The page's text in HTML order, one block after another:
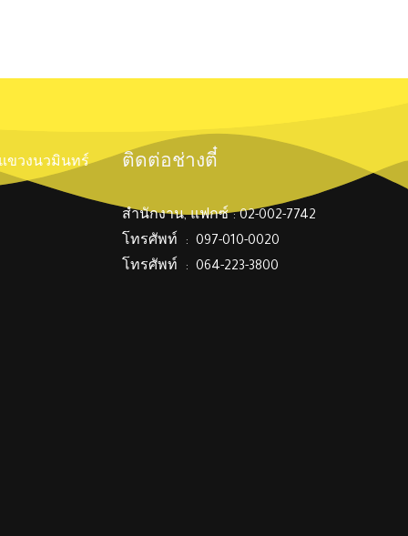
แขวงนวมินทร์ ติดต่อช่างตี๋
สำนักงาน, แฟกซ์ : 02-002-7742
โทรศัพท์ : 097-010-0020
โทรศัพท์ : 064-223-3800